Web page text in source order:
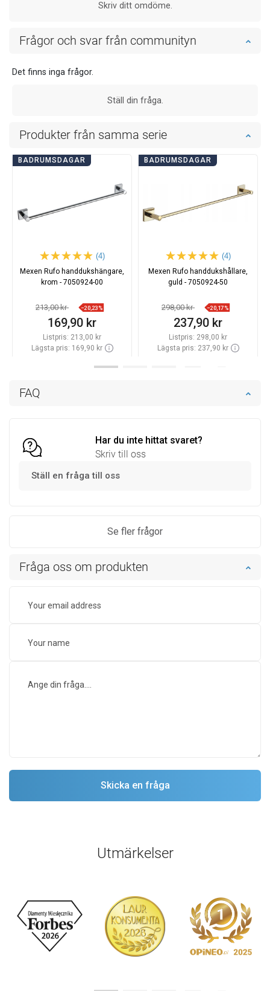
FAQ
Har du inte hittat svaret?
Skriv till oss
Ställ en fråga till oss
Se fler frågor
Skriv ditt omdöme.
Frågor och svar från communityn
Det finns inga frågor.
Ställ din fråga.
Fråga oss om produkten
Produkter från samma serie
BADRUMSDAGAR
(4)
Mexen Rufo handdukshängare,
krom - 7050924-00
213,00 kr −20,23%
169,90 kr
Listpris: 213,00 kr
Lägsta pris: 169,90 kr
BADRUMSDAGAR
(4)
Mexen Rufo handdukshållare,
guld - 7050924-50
298,00 kr −20,17%
237,90 kr
Listpris: 298,00 kr
Lägsta pris: 237,90 kr
Utmärkelser